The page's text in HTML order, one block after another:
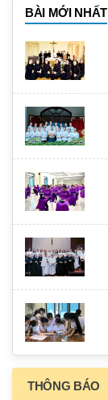
BÀI MỚI NHẤT
THÔNG BÁO